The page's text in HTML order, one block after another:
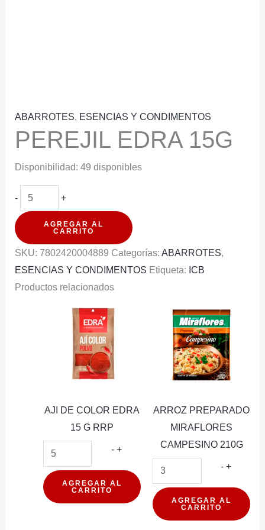
ABARROTES, ESENCIAS Y CONDIMENTOS
PEREJIL EDRA 15G
Disponibilidad: 49 disponibles
-
PEREJIL
EDRA
cantidad
+
AGREGAR AL
CARRITO
SKU: 7802420004889 Categorías: ABARROTES,
ESENCIAS Y CONDIMENTOS Etiqueta: ICB
Productos relacionados
AJI DE COLOR EDRA
15 G RRP
- AJI
COLOR
EDRA
+
AGREGAR AL
CARRITO
ARROZ PREPARADO
MIRAFLORES
CAMPESINO 210G
- ARROZ
+
AGREGAR AL
CARRITO